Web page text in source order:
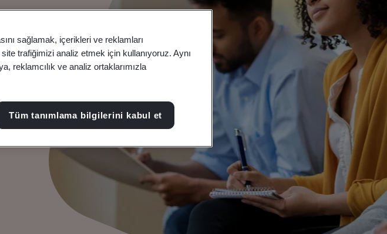
sağlamak, içerikleri ve reklamları
trafiğimizi analiz etmek için kullanıyoruz. Aynı
reklamcılık ve analiz ortaklarımızla
Tüm tanımlama bilgilerini kabul et